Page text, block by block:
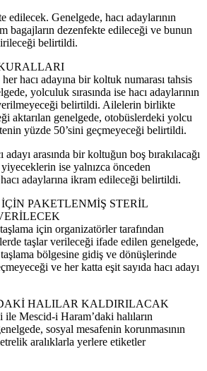
edilecek. Genelgede, hacı adaylarının
bagajların dezenfekte edileceği ve bunun
belirtildi.
hacı adayına bir koltuk numarası tahsis
yolculuk sırasında ise hacı adaylarının
belirtildi. Ailelerin birlikte
aktarılan genelgede, otobüslerdeki yolcu
yüzde 50’sini geçmeyeceği belirtildi.
arasında bir koltuğun boş bırakılacağı
ise yalnızca önceden
adaylarına ikram edileceği belirtildi.
PAKETLENMİŞ STERİL
için organizatörler tarafından
taşlar verileceği ifade edilen genelgede,
taşlama bölgesine gidiş ve dönüşlerinde
ve her katta eşit sayıda hacı adayı
HALILAR KALDIRILACAK
ile Mescid-i Haram’daki halıların
sosyal mesafenin korunmasının
aralıklarla yerlere etiketler